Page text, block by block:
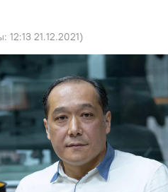
12:13 21.12.2021)